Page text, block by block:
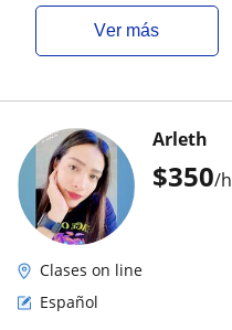
ver más
$350/h
Arleth
Clases on line
Español